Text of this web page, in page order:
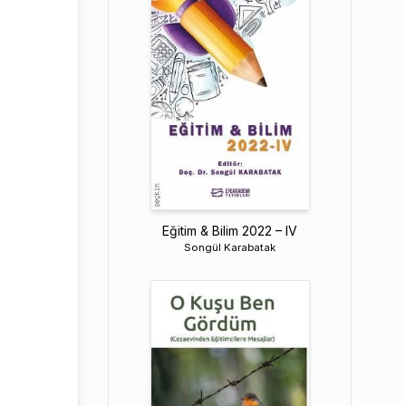
Eğitim & Bilim 2022 – IV
Songül Karabatak